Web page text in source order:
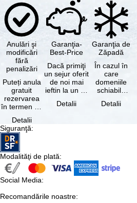
Anulări şi
modificări
fără
penalizări
Puteți anula
gratuit
rezervarea
în termen de
data
rezervării, …
Detalii
Garanţia-
Best-Price
Dacă primiţi
un sejur oferit
de noi mai
ieftin la un alt
cu aceleaşi …
Detalii
Garanţia de
Zăpadă
În cazul în
care
domeniile
schiabile
skipass-ul
Detalii
Siguranţă:
Modalităţi de plată:
Social Media:
Recomandările noastre: